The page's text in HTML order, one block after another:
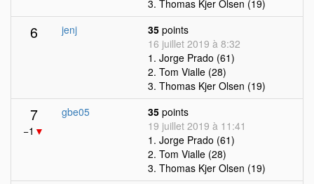
3. Thomas Kjer Olsen (19)
6 jenj 35 points
16 juillet 2019 à 8:32
1. Jorge Prado (61)
2. Tom Vialle (28)
3. Thomas Kjer Olsen (19)
7
−1 ▼
gbe05 35 points
19 juillet 2019 à 11:41
1. Jorge Prado (61)
2. Tom Vialle (28)
3. Thomas Kjer Olsen (19)